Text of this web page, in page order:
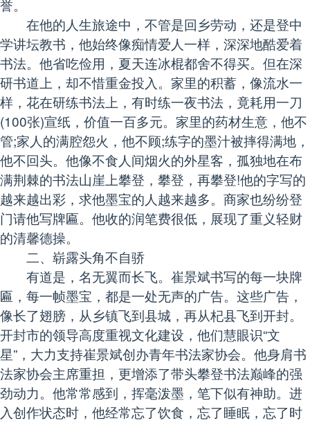
誉。
在他的人生旅途中，不管是回乡劳动，还是登中
学讲坛教书，他始终像痴情爱人一样，深深地酷爱着
书法。他省吃俭用，夏天连冰棍都舍不得买。但在深
研书道上，却不惜重金投入。家里的积蓄，像流水一
样，花在研练书法上，有时练一夜书法，竟耗用一刀
(100张)宣纸，价值一百多元。家里的药材生意，他不
管;家人的满腔怨火，他不顾;练字的墨汁被摔得满地，
他不回头。他像不食人间烟火的外星客，孤独地在布
满荆棘的书法山崖上攀登，攀登，再攀登!他的字写的
越来越出彩，求他墨宝的人越来越多。商家也纷纷登
门请他写牌匾。他收的润笔费很低，展现了重义轻财
的清馨德操。
二、崭露头角不自骄
有道是，名无翼而长飞。崔景斌书写的每一块牌
匾，每一帧墨宝，都是一处无声的广告。这些广告，
像长了翅膀，从乡镇飞到县城，再从杞县飞到开封。
开封市的领导高度重视文化建设，他们慧眼识“文
星”，大力支持崔景斌创办青年书法家协会。他身肩书
法家协会主席重担，更增添了带头攀登书法巅峰的强
劲动力。他常常感到，挥毫泼墨，笔下似有神助。进
入创作状态时，他经常忘了饮食，忘了睡眠，忘了时